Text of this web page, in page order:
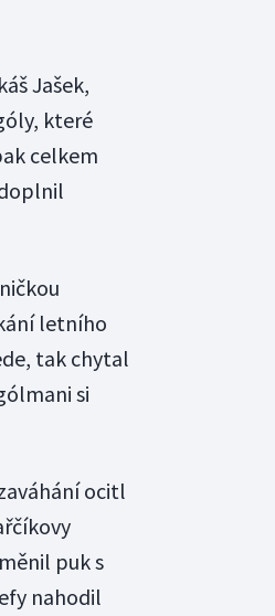
Jašek,
které
celkem
letního
tak chytal
si
ocitl
puk s
nahodil